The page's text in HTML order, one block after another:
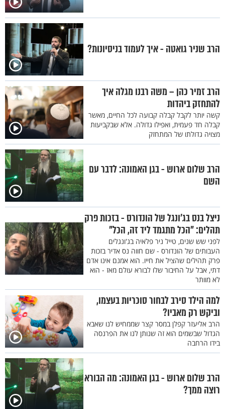
הרב שניר גואטה - איך לעמוד בניסיונות?
הרב זמיר כהן – משה רבנו מגלה איך
להתחזק ביהדות
קשה יותר לקבל קבלה קבועה לכל החיים, מאשר
קבלה חד פעמית, ואפילו גדולה. אלא שבקביעות
מצויה גדולתו של המתחזק
הרב שלום ארוש - בגן האמונה: לדבר עם
השם
ניצל בנס בג’ונגל של הונדורס - בזכות פרק
תהלים: "הכל מתגמד ליד זה, הכל"
לפני שש שנים, טייל ניר פלאיה בג'ונגלים
העבותים של הונדורס - שם חווה נס אדיר בזכות
פרק תהילים שהציל את חייו. הוא אמנם אינו אדם
דתי, אבל על החיבור שלו לבורא עולם מאז - הוא
לא מוותר
למה הילד סירב לבחור סוכריות בעצמו,
וביקש רק מאביו?
הרב אליעזר קפלן במסר קצר שממחיש לנו שאבא
הגדול שבשמים הוא זה שנותן לנו את הפרנסה
בידו הרחבה
הרב שלום ארוש - בגן האמונה: מה הבורא
רוצה ממך?